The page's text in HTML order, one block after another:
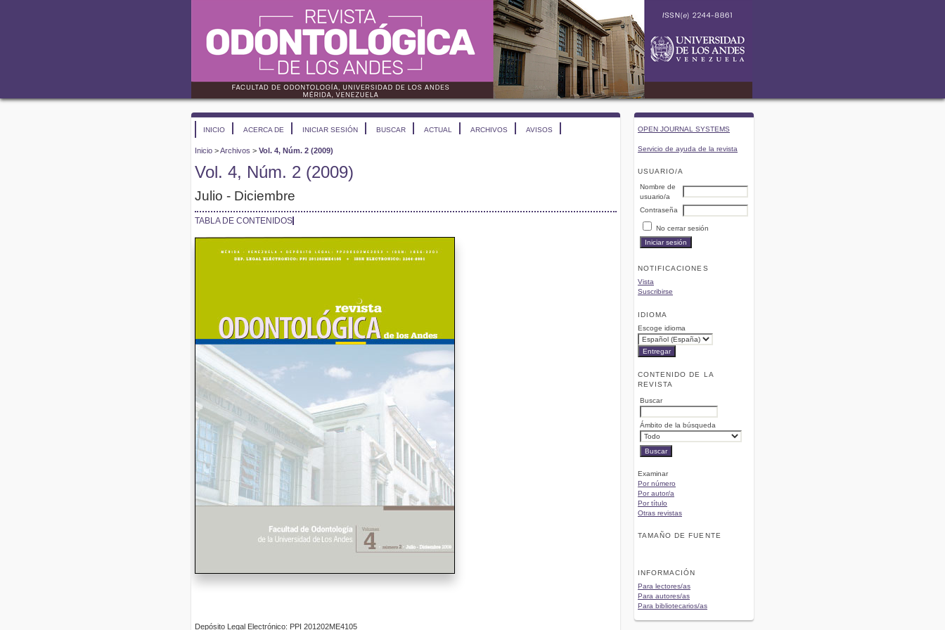
OPEN JOURNAL SYSTEMS
Servicio de ayuda de la revista
USUARIO/A
Nombre de
usuario/a
Contraseña
No cerrar sesión
NOTIFICACIONES
Vista
Suscribirse
IDIOMA
Escoge idioma
CONTENIDO DE LA
REVISTA
Buscar
Ámbito de la búsqueda
Examinar
Por número
Por autor/a
Por título
Otras revistas
TAMAÑO DE FUENTE
INFORMACIÓN
Para lectores/as
Para autores/as
Para bibliotecarios/as
INICIO ACERCA DE INICIAR SESIÓN BUSCAR ACTUAL ARCHIVOS AVISOS
Inicio >Archivos > Vol. 4, Núm. 2 (2009)
Vol. 4, Núm. 2 (2009)
Julio - Diciembre
TABLA DE CONTENIDOS
Depósito Legal Electrónico: PPI 201202ME4105